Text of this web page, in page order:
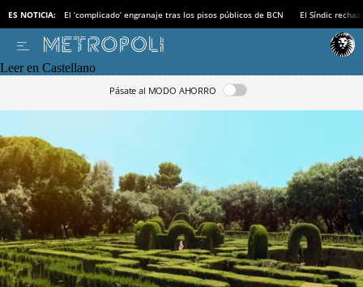
ES NOTICIA: El ‘complicado’ engranaje tras los pisos públicos de BCN El Síndic
Leer en Castellano
Pásate al MODO AHORRO